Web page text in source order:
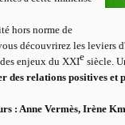
hors norme de
découvrirez les leviers
enjeux du XXIe siècle.
des relations positives et
: Anne Vermès, Irène